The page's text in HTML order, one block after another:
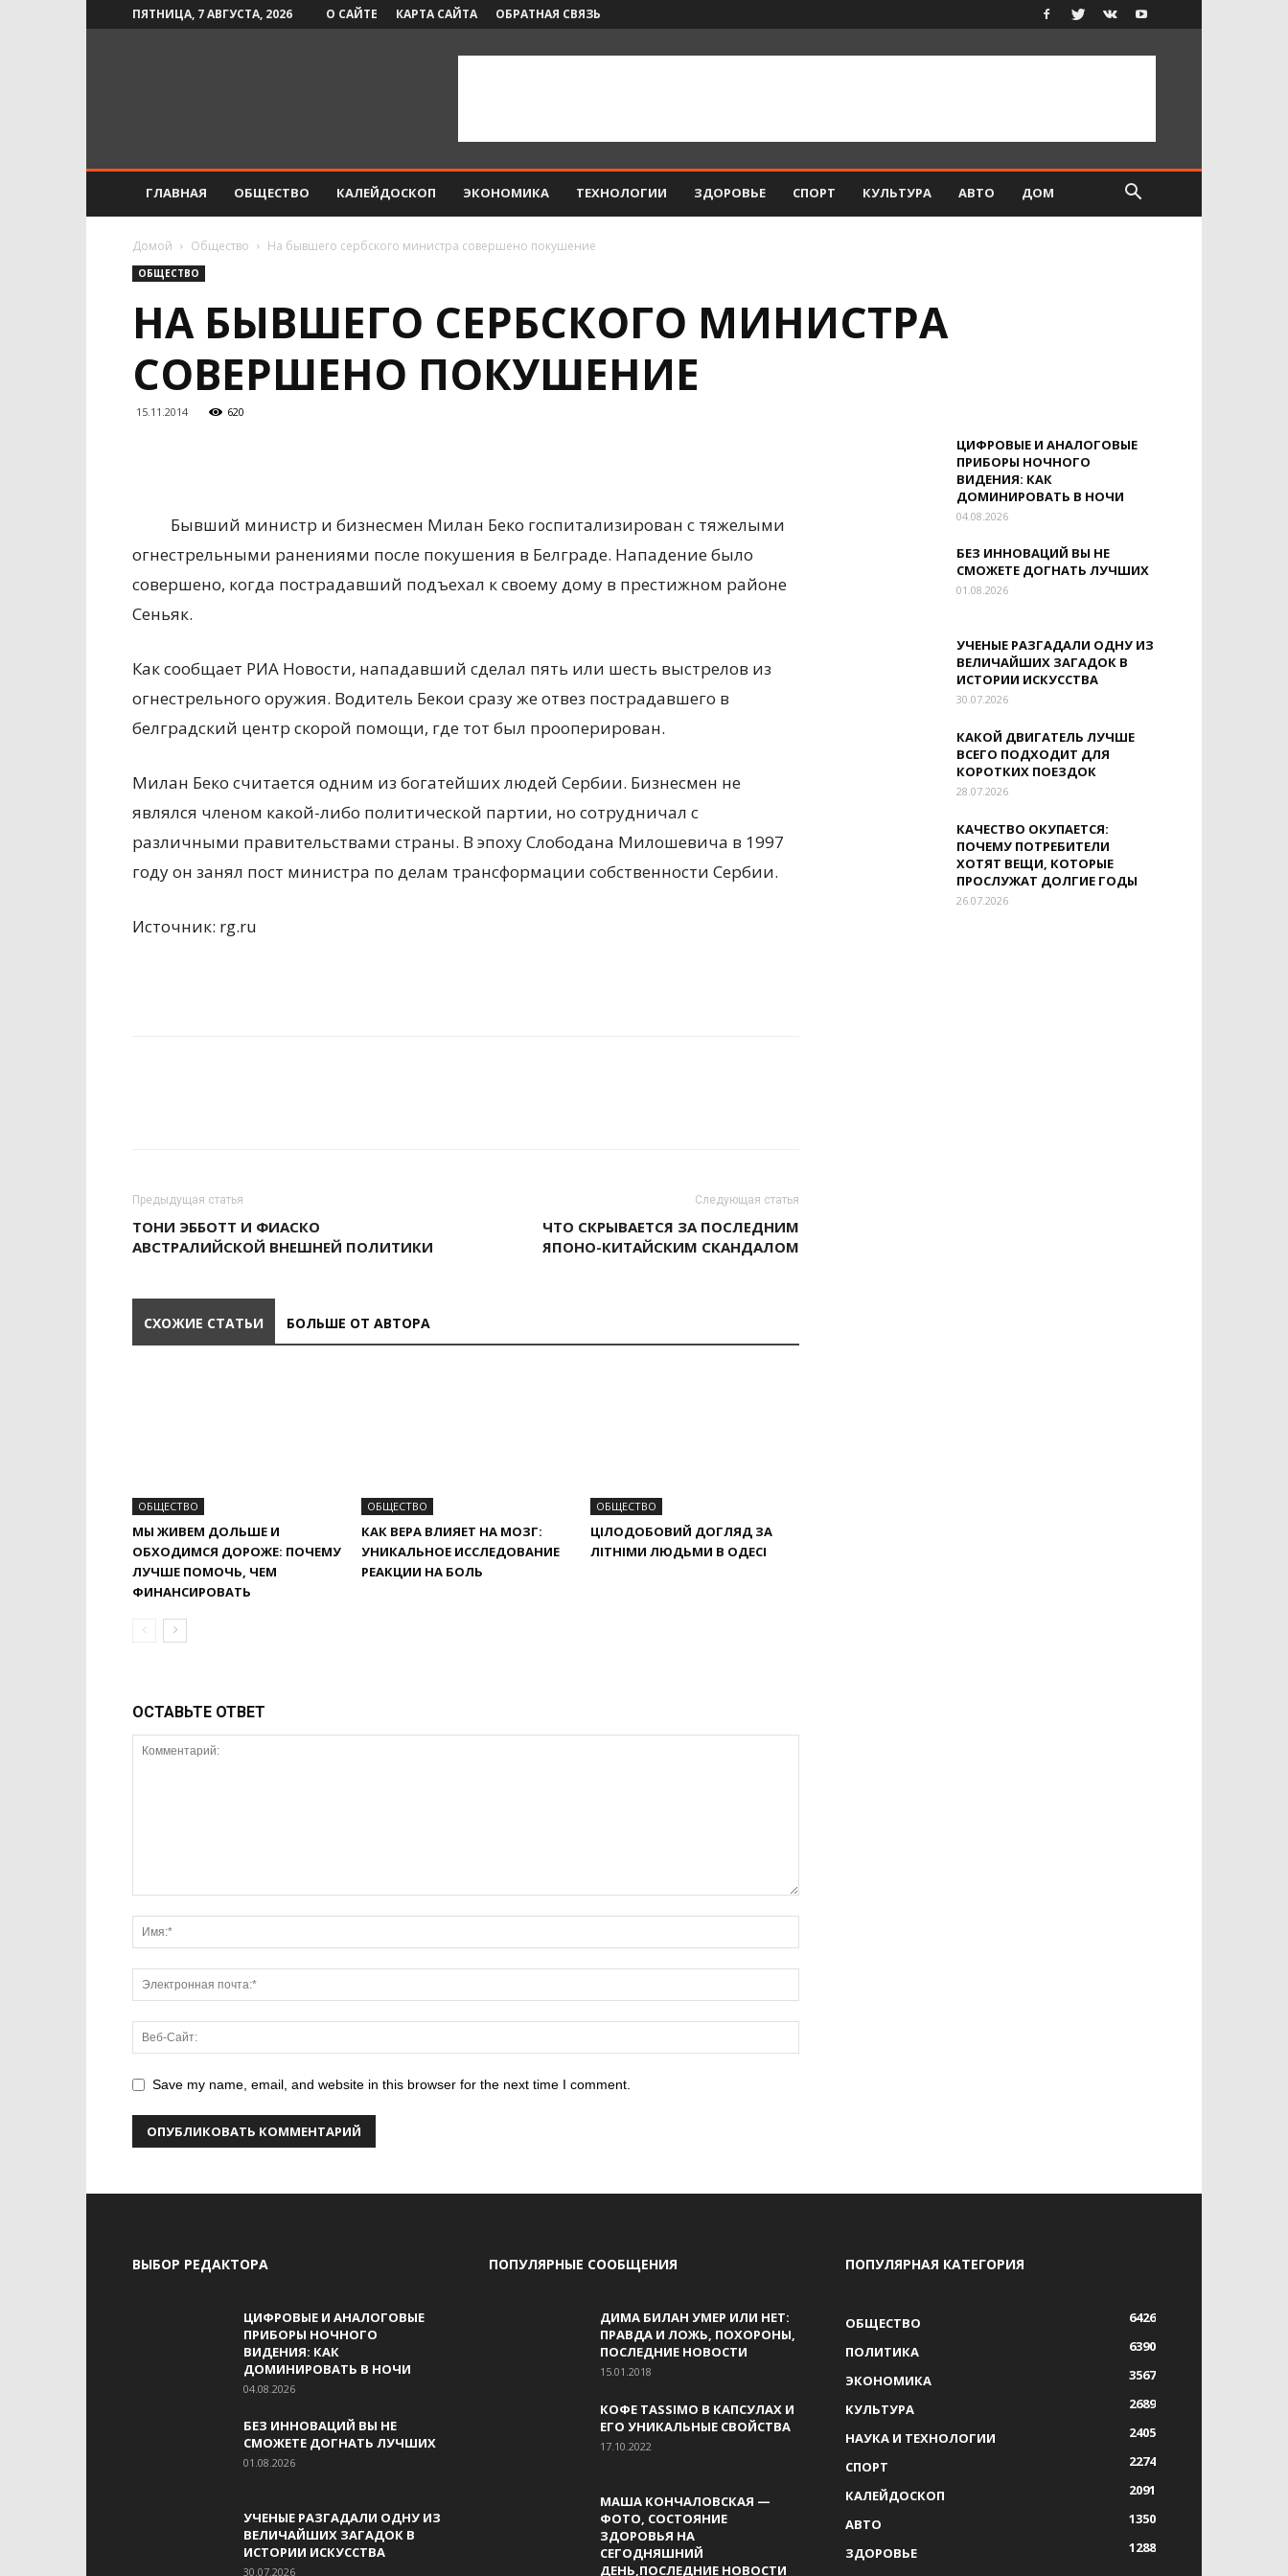
ПЯТНИЦА, 7 АВГУСТА, 2026 О САЙТЕ КАРТА САЙТА ОБРАТНАЯ СВЯЗЬ
ГЛАВНАЯ ОБЩЕСТВО КАЛЕЙДОСКОП ЭКОНОМИКА ТЕХНОЛОГИИ ЗДОРОВЬЕ СПОРТ КУЛЬТУРА АВТО ДОМ
Домой Общество На бывшего сербского министра совершено покушение
ОБЩЕСТВО
НА БЫВШЕГО СЕРБСКОГО МИНИСТРА
СОВЕРШЕНО ПОКУШЕНИЕ
15.11.2014 620
Бывший министр и бизнесмен Милан Беко госпитализирован с тяжелыми
огнестрельными ранениями после покушения в Белграде. Нападение было
совершено, когда пострадавший подъехал к своему дому в престижном районе
Сеньяк.
Как сообщает РИА Новости, нападавший сделал пять или шесть выстрелов из
огнестрельного оружия. Водитель Бекои сразу же отвез пострадавшего в
белградский центр скорой помощи, где тот был прооперирован.
Милан Беко считается одним из богатейших людей Сербии. Бизнесмен не
являлся членом какой-либо политической партии, но сотрудничал с
различными правительствами страны. В эпоху Слободана Милошевича в 1997
году он занял пост министра по делам трансформации собственности Сербии.
Источник: rg.ru
Предыдущая статья
ТОНИ ЭББОТТ И ФИАСКО
АВСТРАЛИЙСКОЙ ВНЕШНЕЙ ПОЛИТИКИ
Следующая статья
ЧТО СКРЫВАЕТСЯ ЗА ПОСЛЕДНИМ
ЯПОНО-КИТАЙСКИМ СКАНДАЛОМ
СХОЖИЕ СТАТЬИ БОЛЬШЕ ОТ АВТОРА
ОБЩЕСТВО
МЫ ЖИВЕМ ДОЛЬШЕ И
ОБХОДИМСЯ ДОРОЖЕ: ПОЧЕМУ
ЛУЧШЕ ПОМОЧЬ, ЧЕМ
ФИНАНСИРОВАТЬ
ОБЩЕСТВО
КАК ВЕРА ВЛИЯЕТ НА МОЗГ:
УНИКАЛЬНОЕ ИССЛЕДОВАНИЕ
РЕАКЦИИ НА БОЛЬ
ОБЩЕСТВО
ЦІЛОДОБОВИЙ ДОГЛЯД ЗА
ЛІТНІМИ ЛЮДЬМИ В ОДЕСІ
ОСТАВЬТЕ ОТВЕТ
Save my name, email, and website in this browser for the next time I comment.
ЦИФРОВЫЕ И АНАЛОГОВЫЕ
ПРИБОРЫ НОЧНОГО
ВИДЕНИЯ: КАК
ДОМИНИРОВАТЬ В НОЧИ
04.08.2026
БЕЗ ИННОВАЦИЙ ВЫ НЕ
СМОЖЕТЕ ДОГНАТЬ ЛУЧШИХ
01.08.2026
УЧЕНЫЕ РАЗГАДАЛИ ОДНУ ИЗ
ВЕЛИЧАЙШИХ ЗАГАДОК В
ИСТОРИИ ИСКУССТВА
30.07.2026
КАКОЙ ДВИГАТЕЛЬ ЛУЧШЕ
ВСЕГО ПОДХОДИТ ДЛЯ
КОРОТКИХ ПОЕЗДОК
28.07.2026
КАЧЕСТВО ОКУПАЕТСЯ:
ПОЧЕМУ ПОТРЕБИТЕЛИ
ХОТЯТ ВЕЩИ, КОТОРЫЕ
ПРОСЛУЖАТ ДОЛГИЕ ГОДЫ
26.07.2026
ВЫБОР РЕДАКТОРА
ЦИФРОВЫЕ И АНАЛОГОВЫЕ
ПРИБОРЫ НОЧНОГО
ВИДЕНИЯ: КАК
ДОМИНИРОВАТЬ В НОЧИ
04.08.2026
БЕЗ ИННОВАЦИЙ ВЫ НЕ
СМОЖЕТЕ ДОГНАТЬ ЛУЧШИХ
01.08.2026
УЧЕНЫЕ РАЗГАДАЛИ ОДНУ ИЗ
ВЕЛИЧАЙШИХ ЗАГАДОК В
ИСТОРИИ ИСКУССТВА
30.07.2026
ПОПУЛЯРНЫЕ СООБЩЕНИЯ
ДИМА БИЛАН УМЕР ИЛИ НЕТ:
ПРАВДА И ЛОЖЬ, ПОХОРОНЫ,
ПОСЛЕДНИЕ НОВОСТИ
15.01.2018
КОФЕ TASSIMO В КАПСУЛАХ И
ЕГО УНИКАЛЬНЫЕ СВОЙСТВА
17.10.2022
МАША КОНЧАЛОВСКАЯ —
ФОТО, СОСТОЯНИЕ
ЗДОРОВЬЯ НА
СЕГОДНЯШНИЙ
ДЕНЬ,ПОСЛЕДНИЕ НОВОСТИ
ПОПУЛЯРНАЯ КАТЕГОРИЯ
ОБЩЕСТВО
6426
ПОЛИТИКА
6390
ЭКОНОМИКА
3567
КУЛЬТУРА
2689
НАУКА И ТЕХНОЛОГИИ
2405
СПОРТ
2274
КАЛЕЙДОСКОП
2091
АВТО
1350
ЗДОРОВЬЕ
1288